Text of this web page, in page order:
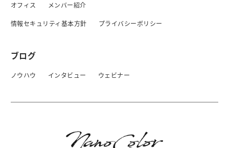
オフィス メンバー紹介
情報セキュリティ基本方針 プライバシーボリシー
ブログ
ノウハウ インタビュー ウェビナー